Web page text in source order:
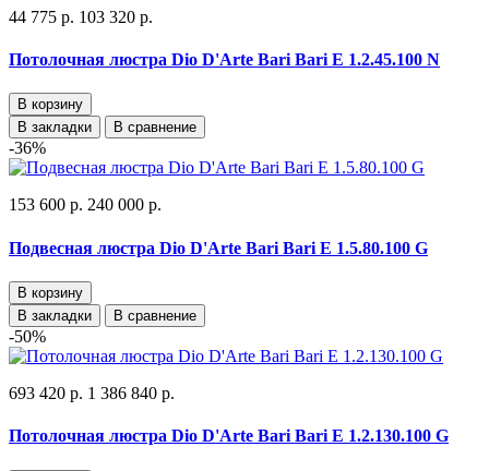
44 775 р. 103 320 р.
Потолочная люстра Dio D'Arte Bari Bari E 1.2.45.100 N
В корзину
В закладки
В сравнение
-36%
153 600 р. 240 000 р.
Подвесная люстра Dio D'Arte Bari Bari E 1.5.80.100 G
В корзину
В закладки
В сравнение
-50%
693 420 р. 1 386 840 р.
Потолочная люстра Dio D'Arte Bari Bari E 1.2.130.100 G